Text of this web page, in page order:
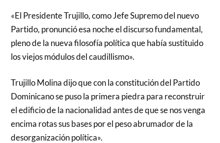
«El Presidente Trujillo, como Jefe Supremo del nuevo
Partido, pronunció esa noche el discurso fundamental,
pleno de la nueva filosofía política que había sustituido
los viejos módulos del caudillismo».
Trujillo Molina dijo que con la constitución del Partido
Dominicano se puso la primera piedra para reconstruir
el edificio de la nacionalidad antes de que se nos venga
encima rotas sus bases por el peso abrumador de la
desorganización política».